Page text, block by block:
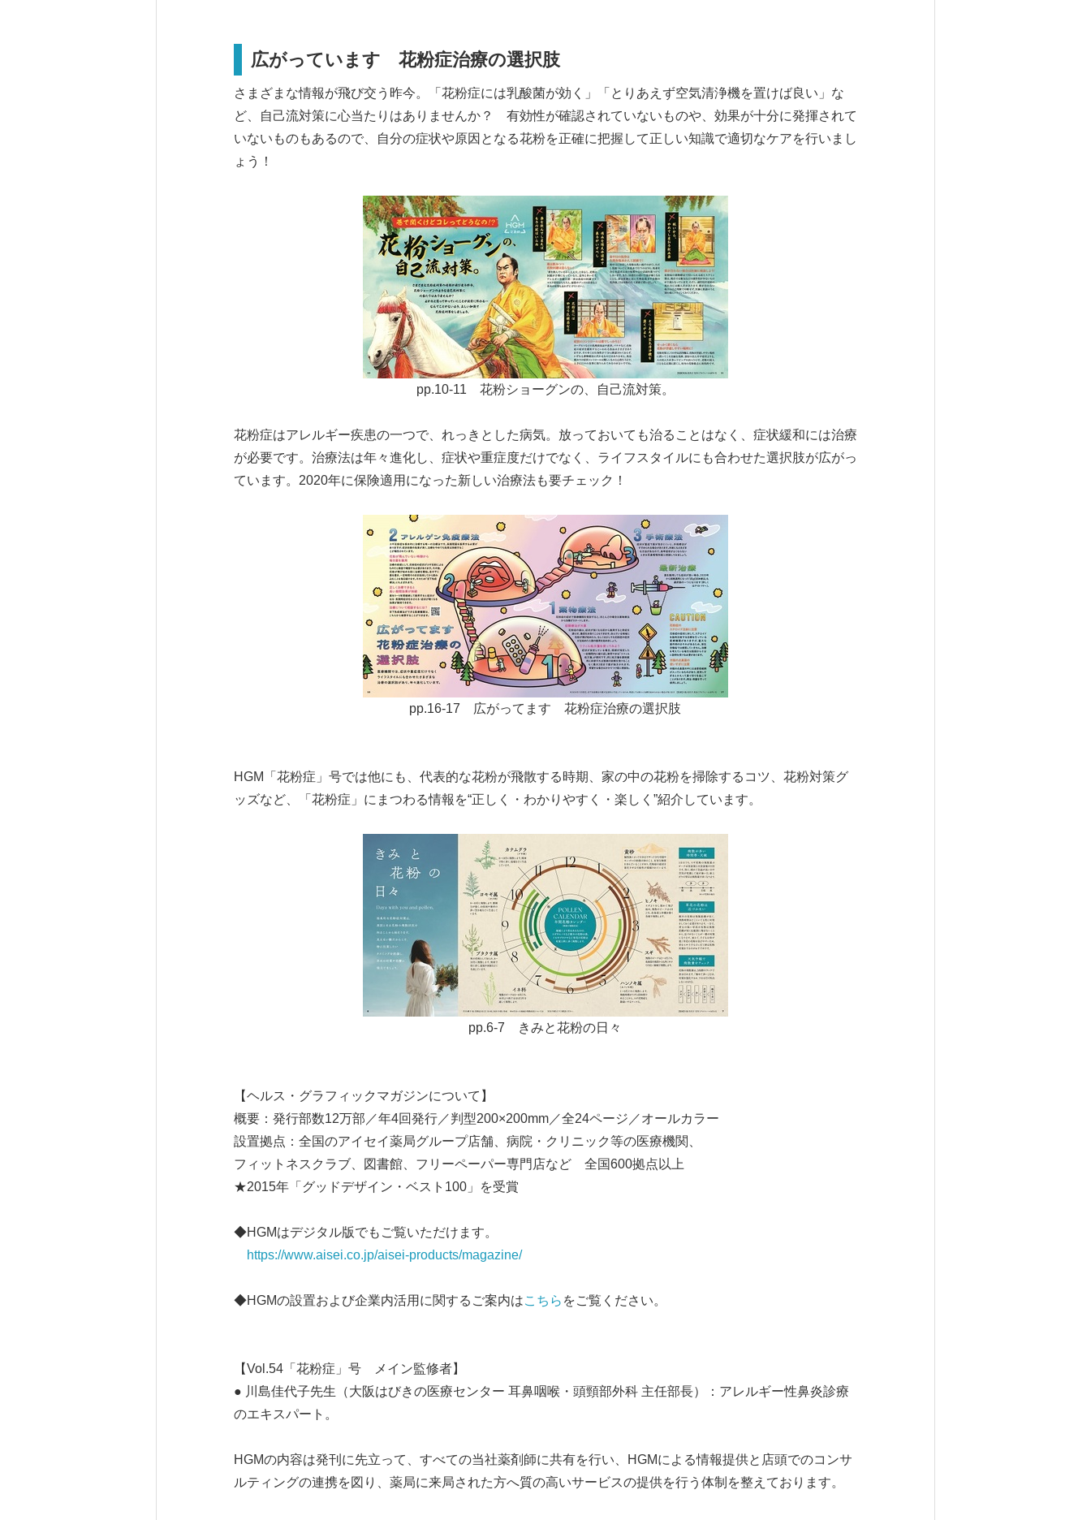
広がっています 花粉症治療の選択肢
さまざまな情報が飛び交う昨今。「花粉症には乳酸菌が効く」「とりあえず空気清浄機を置けば良い」な
ど、自己流対策に心当たりはありませんか？ 有効性が確認されていないものや、効果が十分に発揮されて
いないものもあるので、自分の症状や原因となる花粉を正確に把握して正しい知識で適切なケアを行いまし
ょう！
pp.10-11 花粉ショーグンの、自己流対策。
花粉症はアレルギー疾患の一つで、れっきとした病気。放っておいても治ることはなく、症状緩和には治療
が必要です。治療法は年々進化し、症状や重症度だけでなく、ライフスタイルにも合わせた選択肢が広がっ
ています。2020年に保険適用になった新しい治療法も要チェック！
pp.16-17 広がってます 花粉症治療の選択肢
HGM「花粉症」号では他にも、代表的な花粉が飛散する時期、家の中の花粉を掃除するコツ、花粉対策グ
ッズなど、「花粉症」にまつわる情報を“正しく・わかりやすく・楽しく”紹介しています。
pp.6-7 きみと花粉の日々
【ヘルス・グラフィックマガジンについて】
概要：発行部数12万部／年4回発行／判型200×200mm／全24ページ／オールカラー
設置拠点：全国のアイセイ薬局グループ店舗、病院・クリニック等の医療機関、
フィットネスクラブ、図書館、フリーペーパー専門店など 全国600拠点以上
★2015年「グッドデザイン・ベスト100」を受賞
◆HGMはデジタル版でもご覧いただけます。
https://www.aisei.co.jp/aisei-products/magazine/
◆HGMの設置および企業内活用に関するご案内はこちら をご覧ください。
【Vol.54「花粉症」号 メイン監修者】
● 川島佳代子先生（大阪はびきの医療センター 耳鼻咽喉・頭頸部外科 主任部長）：アレルギー性鼻炎診療
のエキスパート。
HGMの内容は発刊に先立って、すべての当社薬剤師に共有を行い、HGMによる情報提供と店頭でのコンサ
ルティングの連携を図り、薬局に来局された方へ質の高いサービスの提供を行う体制を整えております。
Japanese
English